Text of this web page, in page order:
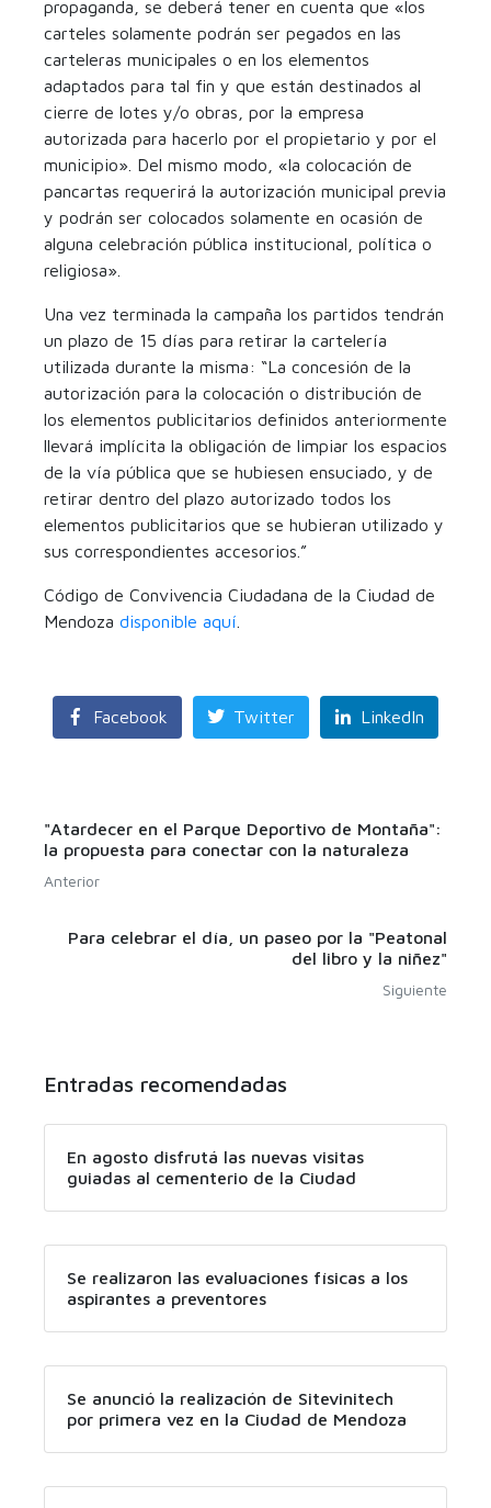
propaganda, se deberá tener en cuenta que «los
carteles solamente podrán ser pegados en las
carteleras municipales o en los elementos
adaptados para tal fin y que están destinados al
cierre de lotes y/o obras, por la empresa
autorizada para hacerlo por el propietario y por el
municipio». Del mismo modo, «la colocación de
pancartas requerirá la autorización municipal previa
y podrán ser colocados solamente en ocasión de
alguna celebración pública institucional, política o
religiosa».
Una vez terminada la campaña los partidos tendrán
un plazo de 15 días para retirar la cartelería
utilizada durante la misma: “La concesión de la
autorización para la colocación o distribución de
los elementos publicitarios definidos anteriormente
llevará implícita la obligación de limpiar los espacios
de la vía pública que se hubiesen ensuciado, y de
retirar dentro del plazo autorizado todos los
elementos publicitarios que se hubieran utilizado y
sus correspondientes accesorios.”
Código de Convivencia Ciudadana de la Ciudad de
Mendoza disponible aquí
Facebook Twitter LinkedIn
"Atardecer en el Parque Deportivo de Montaña":
la propuesta para conectar con la naturaleza
Anterior
Para celebrar el día, un paseo por la "Peatonal
del libro y la niñez"
Siguiente
Entradas recomendadas
En agosto disfrutá las nuevas visitas
guiadas al cementerio de la Ciudad
Se realizaron las evaluaciones físicas a los
aspirantes a preventores
Se anunció la realización de Sitevinitech
por primera vez en la Ciudad de Mendoza